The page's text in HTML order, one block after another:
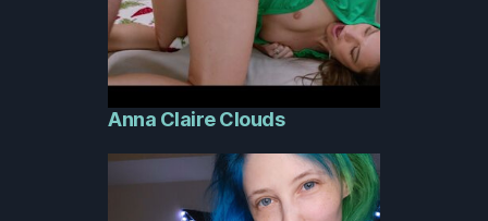
Anna Claire Clouds